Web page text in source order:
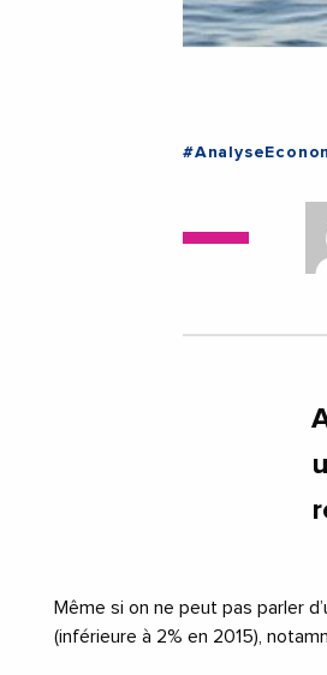
Même si on ne peut pas parler
(inférieure à 2% en 2015),